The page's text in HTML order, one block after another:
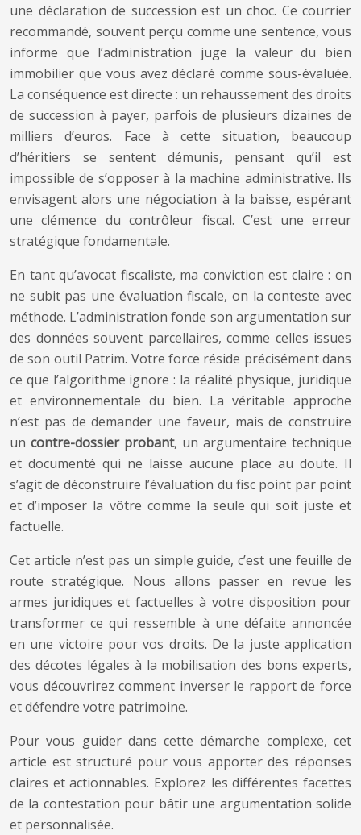
une déclaration de succession est un choc. Ce courrier
recommandé, souvent perçu comme une sentence, vous
informe que l’administration juge la valeur du bien
immobilier que vous avez déclaré comme sous-évaluée.
La conséquence est directe : un rehaussement des droits
de succession à payer, parfois de plusieurs dizaines de
milliers d’euros. Face à cette situation, beaucoup
d’héritiers se sentent démunis, pensant qu’il est
impossible de s’opposer à la machine administrative. Ils
envisagent alors une négociation à la baisse, espérant
une clémence du contrôleur fiscal. C’est une erreur
stratégique fondamentale.
En tant qu’avocat fiscaliste, ma conviction est claire : on
ne subit pas une évaluation fiscale, on la conteste avec
méthode. L’administration fonde son argumentation sur
des données souvent parcellaires, comme celles issues
de son outil Patrim. Votre force réside précisément dans
ce que l’algorithme ignore : la réalité physique, juridique
et environnementale du bien. La véritable approche
n’est pas de demander une faveur, mais de construire
un contre-dossier probant, un argumentaire technique
et documenté qui ne laisse aucune place au doute. Il
s’agit de déconstruire l’évaluation du fisc point par point
et d’imposer la vôtre comme la seule qui soit juste et
factuelle.
Cet article n’est pas un simple guide, c’est une feuille de
route stratégique. Nous allons passer en revue les
armes juridiques et factuelles à votre disposition pour
transformer ce qui ressemble à une défaite annoncée
en une victoire pour vos droits. De la juste application
des décotes légales à la mobilisation des bons experts,
vous découvrirez comment inverser le rapport de force
et défendre votre patrimoine.
Pour vous guider dans cette démarche complexe, cet
article est structuré pour vous apporter des réponses
claires et actionnables. Explorez les différentes facettes
de la contestation pour bâtir une argumentation solide
et personnalisée.